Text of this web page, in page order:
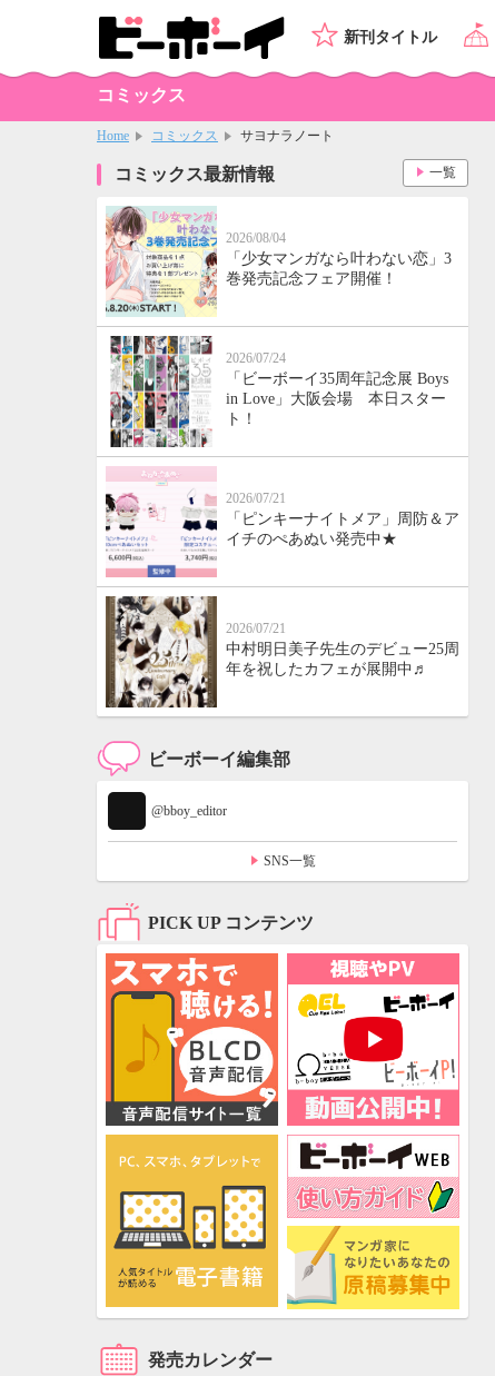
新刊タイトル
コミックス
Home コミックス サヨナラノート
コミックス最新情報
2026/08/04
「少女マンガなら叶わない恋」3
巻発売記念フェア開催！
2026/07/24
「ビーボーイ35周年記念展 Boys
in Love」大阪会場 本日スター
ト！
2026/07/21
「ピンキーナイトメア」周防＆ア
イチのぺあぬい発売中★
2026/07/21
中村明日美子先生のデビュー25周
年を祝したカフェが展開中♬
一覧
ビーボーイ編集部
@bboy_editor
SNS一覧
PICK UP コンテンツ
発売カレンダー